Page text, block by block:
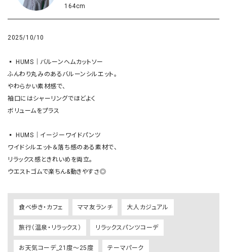
164cm
2025/10/10
▪️ HUMS｜バルーンヘムカットソー
ふんわり丸みのあるバルーンシルエット。
やわらかい素材感で、
袖口にはシャーリングでほどよく
ボリュームをプラス
▪️ HUMS｜イージーワイドパンツ
ワイドシルエット＆落ち感のある素材で、
リラックス感ときれいめを両立。
食べ歩き・カフェ ママ友ランチ 大人カジュアル
旅行（温泉・リラックス） リラックスパンツコーデ
お天気コーデ_21度～25度 テーマパーク